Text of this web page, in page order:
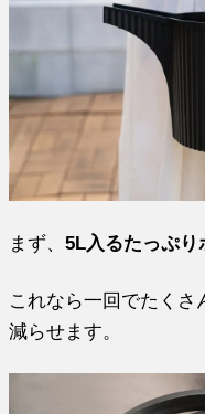
まず、5L入るたっぷり
これなら一回でたくさ
減らせます。